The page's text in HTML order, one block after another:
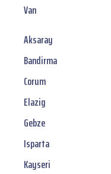
Van
Aksaray
Bandirma
Corum
Elazig
Gebze
Isparta
Kayseri